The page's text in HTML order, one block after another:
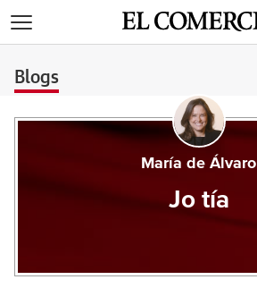
Blogs
María de Álvaro
Jo tía